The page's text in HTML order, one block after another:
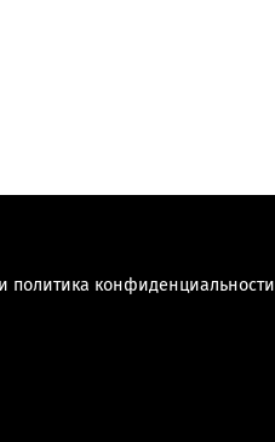
политика конфиденциальности